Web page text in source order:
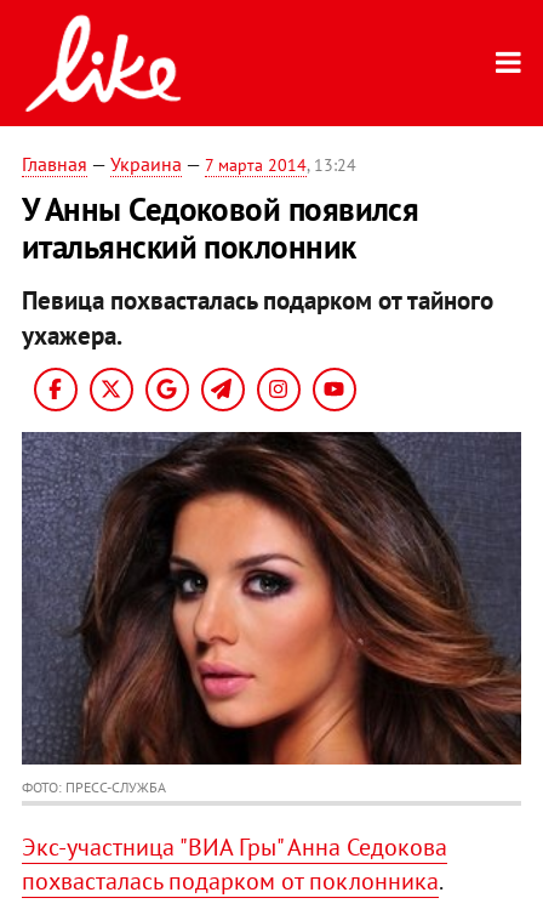
Главная — Украина — 7 марта 2014, 13:24
У Анны Седоковой появился
итальянский поклонник
Певица похвасталась подарком от тайного
ухажера.
ФОТО: ПРЕСС-СЛУЖБА
Экс-участница "ВИА Гры" Анна Седокова
похвасталась подарком от поклонника.